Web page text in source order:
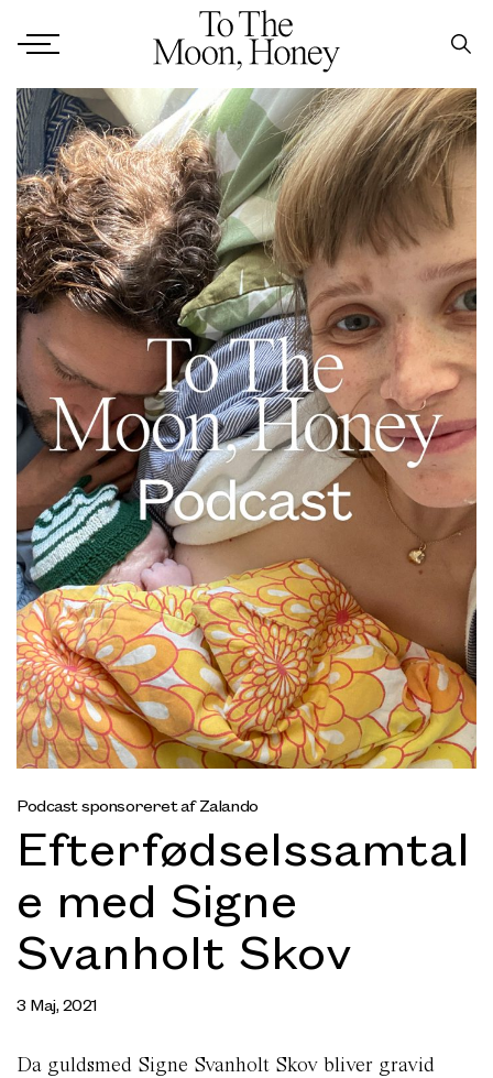
Podcast sponsoreret af Zalando
Efterfødselssamtal
e med Signe
Svanholt Skov
3 Maj, 2021
Da guldsmed Signe Svanholt Skov bliver gravid